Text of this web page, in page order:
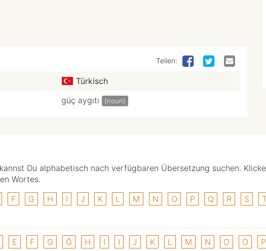
Teilen:
Türkisch
güç aygıtı {noun}
Du alphabetisch nach verfügbaren Übersetzung suchen.
Wortes.
F G H I J K L M N O P Q R S
E F G Ğ H I I J K L M N O Ö P